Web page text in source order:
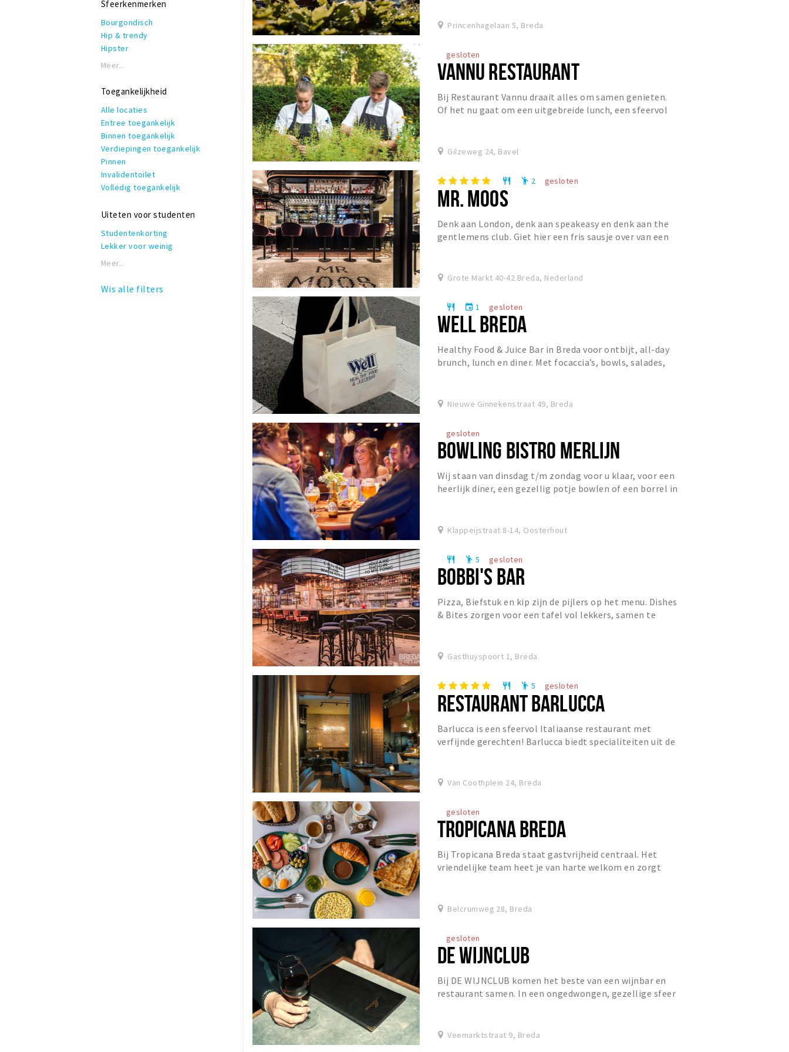
Streekproducten
Thuis bezorgen
Veganistisch
Vegetarisch
Verrassingsmenu
Invalidentoilet
Kindvriendelijk
Private dining
Rookruimte
Terras of binnentuin
WiFi
Sfeerkenmerken
Bourgondisch
Hip & trendy
Hipster
Industrieel
Modern
Romantisch
Thema
Vintage
Zakelijk & formeel
Meer...
Toegankelijkheid
Alle locaties
Entree toegankelijk
Binnen toegankelijk
Verdiepingen toegankelijk
Pinnen
Invalidentoilet
Volledig toegankelijk
Uiteten voor studenten
Studentenkorting
Lekker voor weinig
Meer...
Wis alle filters
Princenhagelaan 5, Breda
gesloten
VANNU RESTAURANT
Bij Restaurant Vannu draait alles om samen genieten.
Of het nu gaat om een uitgebreide lunch, een sfeervol
Gilzeweg 24, Bavel
restaurant emoji_people 2 gesloten
MR. MOOS
Denk aan London, denk aan speakeasy en denk aan the
gentlemens club. Giet hier een fris sausje over van een
Grote Markt 40-42 Breda, Nederland
restaurant event 1 gesloten
WELL BREDA
Healthy Food & Juice Bar in Breda voor ontbijt, all-day
brunch, lunch en diner. Met focaccia’s, bowls, salades,
Nieuwe Ginnekenstraat 49, Breda
gesloten
BOWLING BISTRO MERLIJN
Wij staan van dinsdag t/m zondag voor u klaar, voor een
heerlijk diner, een gezellig potje bowlen of een borrel in
Klappeijstraat 8-14, Oosterhout
restaurant emoji_people 5 gesloten
BOBBI'S BAR
Pizza, Biefstuk en kip zijn de pijlers op het menu. Dishes
& Bites zorgen voor een tafel vol lekkers, samen te
Gasthuyspoort 1, Breda
restaurant emoji_people 5 gesloten
RESTAURANT BARLUCCA
Barlucca is een sfeervol Italiaanse restaurant met
verfijnde gerechten! Barlucca biedt specialiteiten uit de
Van Coothplein 24, Breda
gesloten
TROPICANA BREDA
Bij Tropicana Breda staat gastvrijheid centraal. Het
vriendelijke team heet je van harte welkom en zorgt
Belcrumweg 28, Breda
gesloten
DE WIJNCLUB
Bij DE WIJNCLUB komen het beste van een wijnbar en
restaurant samen. In een ongedwongen, gezellige sfeer
Veemarktstraat 9, Breda